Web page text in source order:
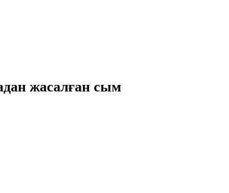
жасалған сым